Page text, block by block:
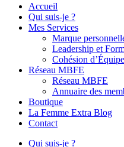
Accueil
Qui suis-je ?
Mes Services
Marque
Leadership et
Cohésion
Réseau MBFE
Réseau MBFE
Annuaire des
Boutique
La Femme Extra Blog
Contact
Qui suis-je ?